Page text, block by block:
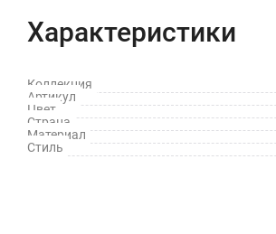
Характеристики
Коллекция
Артикул
Цвет
Страна
Материал
Стиль